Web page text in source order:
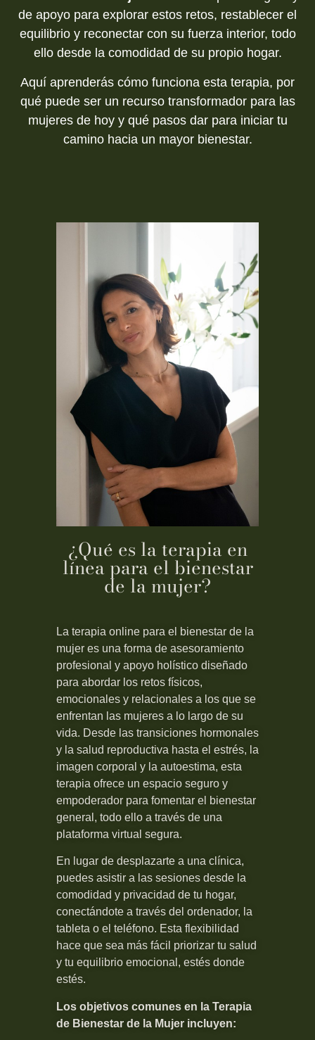
de apoyo para explorar estos retos, restablecer el
equilibrio y reconectar con su fuerza interior, todo
ello desde la comodidad de su propio hogar.
Aquí aprenderás cómo funciona esta terapia, por
qué puede ser un recurso transformador para las
mujeres de hoy y qué pasos dar para iniciar tu
camino hacia un mayor bienestar.
¿Qué es la terapia en
línea para el bienestar
de la mujer?
La terapia online para el bienestar de la
mujer es una forma de asesoramiento
profesional y apoyo holístico diseñado
para abordar los retos físicos,
emocionales y relacionales a los que se
enfrentan las mujeres a lo largo de su
vida. Desde las transiciones hormonales
y la salud reproductiva hasta el estrés, la
imagen corporal y la autoestima, esta
terapia ofrece un espacio seguro y
empoderador para fomentar el bienestar
general, todo ello a través de una
plataforma virtual segura.
En lugar de desplazarte a una clínica,
puedes asistir a las sesiones desde la
comodidad y privacidad de tu hogar,
conectándote a través del ordenador, la
tableta o el teléfono. Esta flexibilidad
hace que sea más fácil priorizar tu salud
y tu equilibrio emocional, estés donde
estés.
Los objetivos comunes en la Terapia
de Bienestar de la Mujer incluyen: